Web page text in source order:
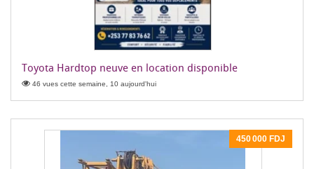
Toyota Hardtop neuve en location disponible
46 vues cette semaine, 10 aujourd'hui
450 000 FDJ